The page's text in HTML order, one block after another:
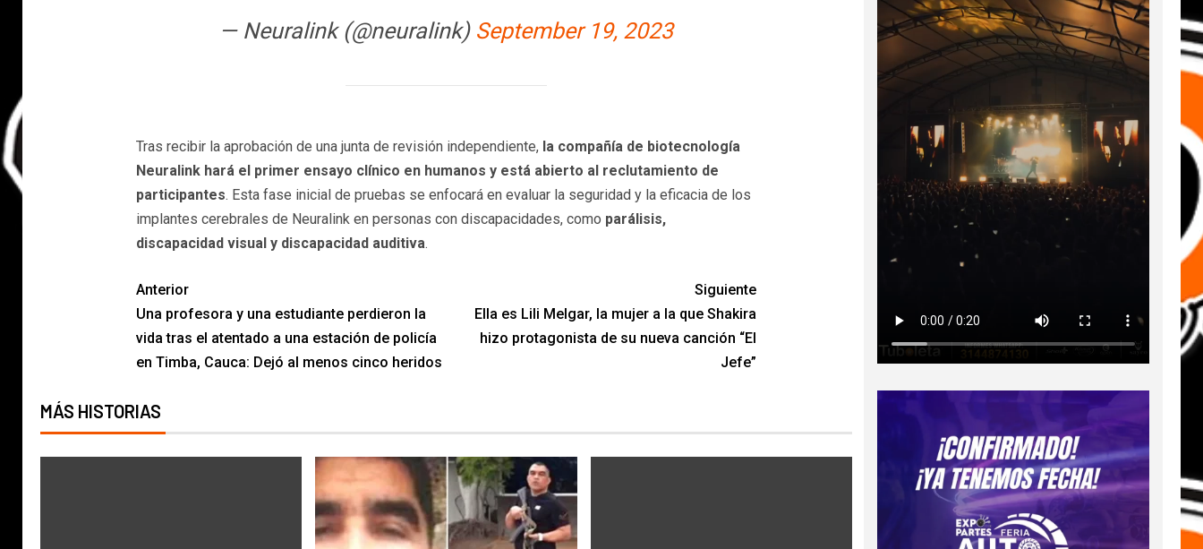
— Neuralink (@neuralink) September 19, 2023
Tras recibir la aprobación de una junta de revisión independiente,la compañía de biotecnología
Neuralink hará el primer ensayo clínico en humanos y está abierto al reclutamiento de
participantes. Esta fase inicial de pruebas se enfocará en evaluar la seguridad y la eficacia de los
implantes cerebrales de Neuralink en personas con discapacidades, como parálisis,
discapacidad visual y discapacidad auditiva.
Anterior
Una profesora y una estudiante perdieron la
vida tras el atentado a una estación de policía
en Timba, Cauca: Dejó al menos cinco heridos
Siguiente
Ella es Lili Melgar, la mujer a la que Shakira
hizo protagonista de su nueva canción “El
Jefe”
MÁS HISTORIAS